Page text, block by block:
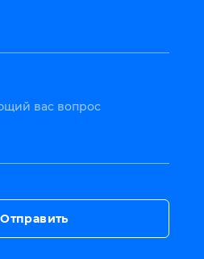
вас вопрос
Отправить